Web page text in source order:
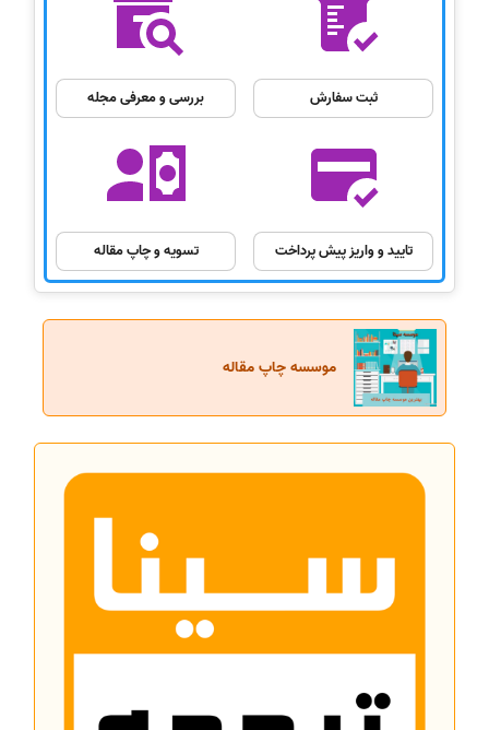
ثبت سفارش بررسی و معرفی مجله
تایید و واریز پیش پرداخت تسویه و چاپ مقاله
موسسه چاپ مقاله